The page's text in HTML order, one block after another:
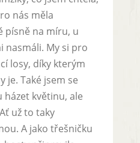
nás měla
písně na míru, u
nasmáli. My si pro
losy, díky kterým
je. Také jsem se
házet květinu, ale
už to taky
A jako třešničku